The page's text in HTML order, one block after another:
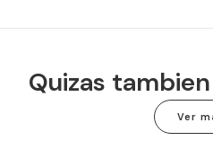
Quizas
Ver